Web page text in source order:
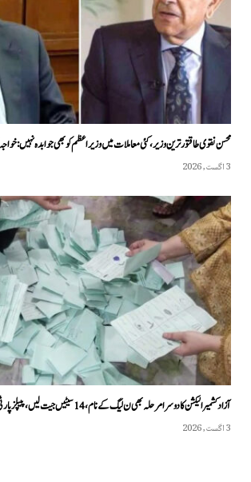
محسن نقوی طاقتور ترین وزیر، کئی معاملات میں وزیراعظم کو بھی جوابدہ نہیں:
3 اگست, 2026
آزاد کشمیر الیکشن کا دوسرا مرحلہ بھی ن لیگ کے نام، 14 سیٹیں جیت لیں، پیپلزپارٹی کے 5 کامیاب
3 اگست, 2026